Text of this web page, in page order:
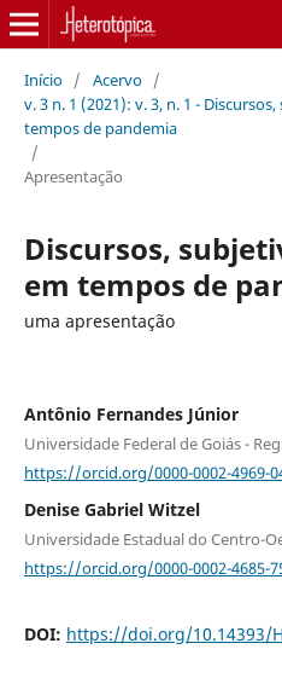
Início / Acervo /
v. 3 n. 1 (2021): v. 3, n. 1 -
tempos de pandemia
/
Apresentação
Discursos,
em tempos de
uma apresentação
Antônio Fernandes Júnior
Universidade Federal de Goiás -
https://orcid.org/0000-0002-4969-
Denise Gabriel Witzel
Universidade Estadual do Centro-
https://orcid.org/0000-0002-4685-
DOI: https://doi.org/10.14393/